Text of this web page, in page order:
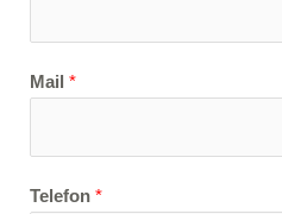
Mail *
Telefon *